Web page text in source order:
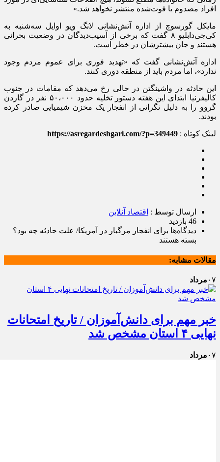
افراد مصدوم یا فوت‌شده منتشر نخواهد شد.»
مایکل گورسوچ از اداره آتش‌نشانی لانگ ویو اوایل سه‌شنبه به
کی‌جی‌دابلیو ۸ گفت که برخی از آسیب‌دیدگان در وضعیت بحرانی
هستند و جان بیشترشان در خطر است.
اداره آتش‌نشانی گفت که «تهدید فوری برای عموم مردم وجود
ندارد»، اما مردم باید از منطقه دوری کنند.
این حادثه در واشینگتن در حالی رخ می‌دهد که مقامات در جنوب
کالیفرنیا ابتدای این هفته دستور تخلیه حدود ۵۰،۰۰۰ نفر در گاردن
گروو را به دلیل نگرانی از انفجار یک مخزن شیمیایی صادر کرده
بودند.
لینک کوتاه : https://asregardeshgari.com/?p=349449
ارسال توسط : اقتصاد آنلاین
46 بازدید
دیدگاه‌ها برای انفجار مرگبار در آمریکا/ علت حادثه چه بود؟
بسته هستند
مقالات مشابه:
۰۷ مرداد
خبر مهم برای دانش‌آموزان / تاریخ امتحانات
نهایی ۴ استان مشخص شد
۰۷ مرداد